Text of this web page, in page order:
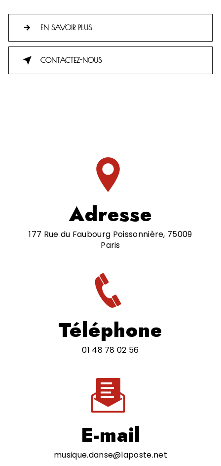
EN SAVOIR PLUS
CONTACTEZ-NOUS
Adresse
177 Rue du Faubourg Poissonnière, 75009
Paris
Téléphone
01 48 78 02 56
E-mail
musique.danse@laposte.net